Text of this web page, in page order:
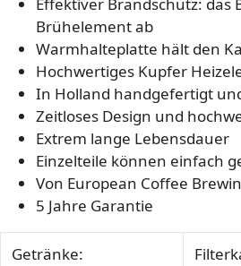
Effektiver Brandschutz:
Brühelement ab
Warmhalteplatte hält den
Hochwertiges Kupfer
In Holland handgefertigt
Zeitloses Design und
Extrem lange Lebensdauer
Einzelteile können einfach
Von European Coffee
5 Jahre Garantie
Getränke: